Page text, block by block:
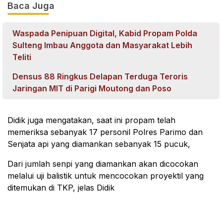
Baca Juga
Waspada Penipuan Digital, Kabid Propam Polda
Sulteng Imbau Anggota dan Masyarakat Lebih
Teliti
Densus 88 Ringkus Delapan Terduga Teroris
Jaringan MIT di Parigi Moutong dan Poso
Didik juga mengatakan, saat ini propam telah
memeriksa sebanyak 17 personil Polres Parimo dan
Senjata api yang diamankan sebanyak 15 pucuk,
Dari jumlah senpi yang diamankan akan dicocokan
melalui uji balistik untuk mencocokan proyektil yang
ditemukan di TKP, jelas Didik